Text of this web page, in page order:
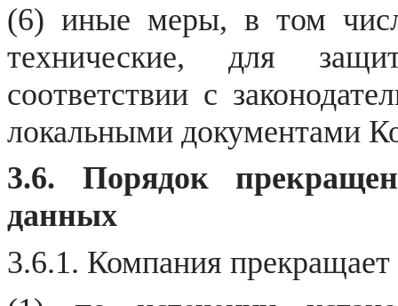
(6) иные меры, в том
технические, для
соответствии с
локальными документами
3.6. Порядок
данных
3.6.1. Компания